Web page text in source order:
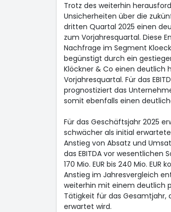
Trotz des weiterhin
Unsicherheiten über die
dritten Quartal 2025 einen
zum Vorjahresquartal. Diese
Nachfrage im Segment
begünstigt durch ein
Klöckner & Co einen deutlich
Vorjahresquartal. Für das
prognostiziert das
somit ebenfalls einen
Für das Geschäftsjahr 2025
schwächer als initial
Anstieg von Absatz und
das EBITDA vor wesentlichen
170 Mio. EUR bis 240 Mio.
Anstieg im Jahresvergleich
weiterhin mit einem deutlich
Tätigkeit für das Gesamtjahr,
erwartet wird.